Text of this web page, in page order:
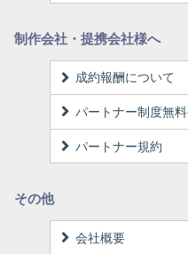
制作会社・提携会社様へ
成約報酬について
パートナー制度無
パートナー規約
その他
会社概要